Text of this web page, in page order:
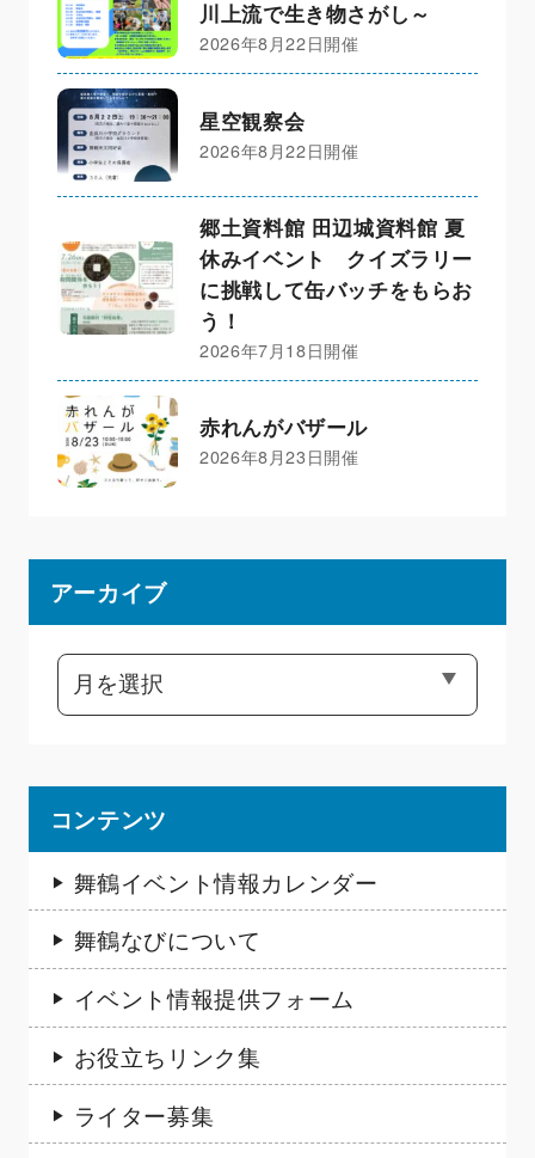
川上流で生き物さがし～
2026年8月22日開催
星空観察会
2026年8月22日開催
郷土資料館 田辺城資料館 夏
休みイベント クイズラリー
に挑戦して缶バッチをもらお
う！
2026年7月18日開催
赤れんがバザール
2026年8月23日開催
アーカイブ
コンテンツ
舞鶴イベント情報カレンダー
舞鶴なびについて
イベント情報提供フォーム
お役立ちリンク集
ライター募集